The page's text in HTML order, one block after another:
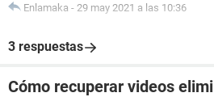
Enlamaka - 29 may 2021 a las 10:36
3 respuestas
Cómo recuperar videos